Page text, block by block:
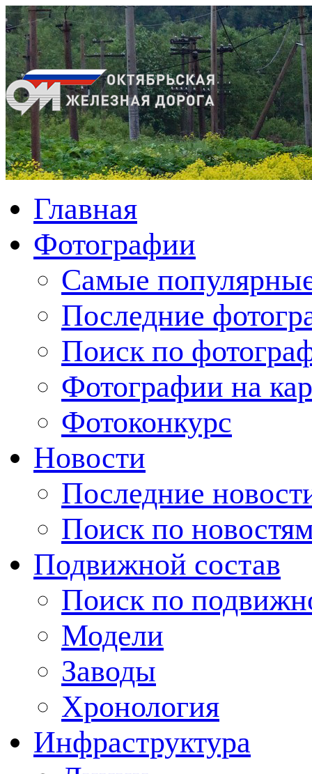
Главная
Фотографии
Cамые
Последние
Поиск по
Фотографии на
Фотоконкурс
Новости
Последние
Поиск по
Подвижной состав
Поиск по
Модели
Заводы
Хронология
Инфраструктура